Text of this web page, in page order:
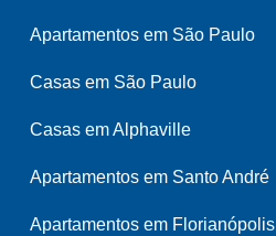
Apartamentos em São Paulo
Casas em São Paulo
Casas em Alphaville
Apartamentos em Santo André
Apartamentos em Florianópolis